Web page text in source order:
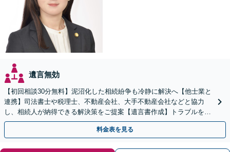
遺言無効
【初回相談30分無料】泥沼化した相続紛争も冷静に解決へ【他士業と
連携】司法書士や税理士、不動産会社、大手不動産会社などと協力
し、相続人が納得できる解決策をご提案【遺言書作成】トラブルを予
測したうえで作成・執行【夜間休日の相談可】
料金表を見る